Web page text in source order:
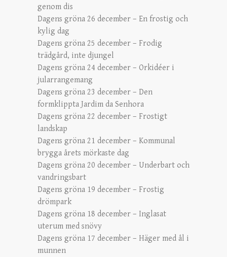
genom dis
Dagens gröna 26 december – En frostig och
kylig dag
Dagens gröna 25 december – Frodig
trädgård, inte djungel
Dagens gröna 24 december – Orkidéer i
jularrangemang
Dagens gröna 23 december – Den
formklippta Jardim da Senhora
Dagens gröna 22 december – Frostigt
landskap
Dagens gröna 21 december – Kommunal
brygga årets mörkaste dag
Dagens gröna 20 december – Underbart och
vandringsbart
Dagens gröna 19 december – Frostig
drömpark
Dagens gröna 18 december – Inglasat
uterum med snövy
Dagens gröna 17 december – Häger med ål i
munnen